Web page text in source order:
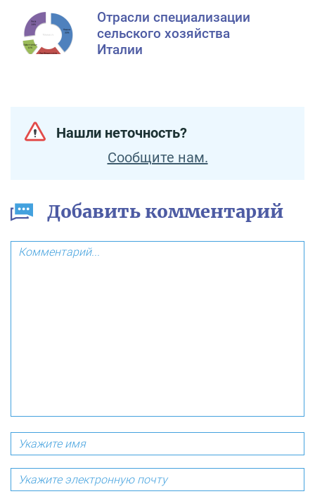
Отрасли специализации
сельского хозяйства
Италии
Нашли неточность?
Сообщите нам.
Добавить комментарий